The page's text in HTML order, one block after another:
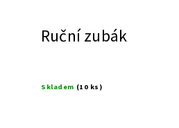
Ruční zubák
Skladem (10 ks)